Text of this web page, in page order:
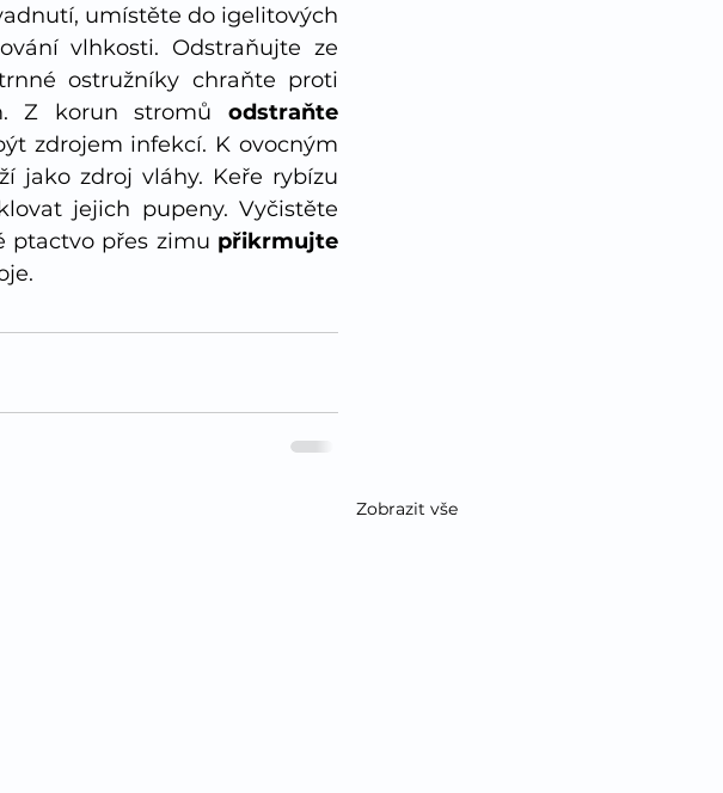
umístěte do igelitových
vlhkosti. Odstraňujte ze
ostružníky chraňte proti
Z korun stromů odstraňte
zdrojem infekcí. K ovocným
jejich pupeny. Vyčistěte
ptactvo přes zimu přikrmujte
Zobrazit vše